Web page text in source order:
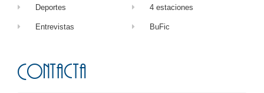
Deportes
Entrevistas
4 estaciones
BuFic
Contacta